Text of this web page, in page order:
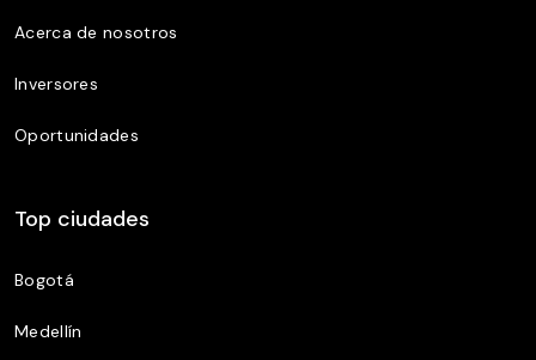
Acerca de nosotros
Inversores
Oportunidades
Top ciudades
Bogotá
Medellín